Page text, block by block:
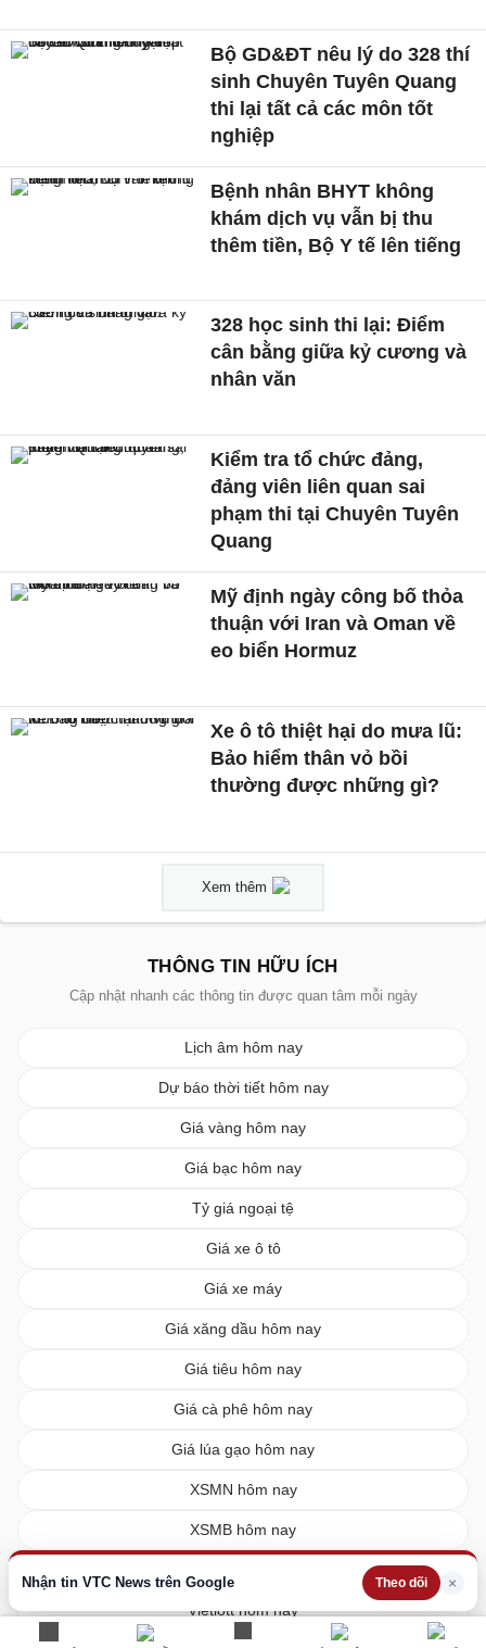
Nhận tin VTC News trên Google Theo dõi ×
Bộ GD&ĐT nêu lý do 328 thí
sinh Chuyên Tuyên Quang
thi lại tất cả các môn tốt
nghiệp
Bệnh nhân BHYT không
khám dịch vụ vẫn bị thu
thêm tiền, Bộ Y tế lên tiếng
328 học sinh thi lại: Điểm
cân bằng giữa kỷ cương và
nhân văn
Kiểm tra tổ chức đảng,
đảng viên liên quan sai
phạm thi tại Chuyên Tuyên
Quang
Mỹ định ngày công bố thỏa
thuận với Iran và Oman về
eo biển Hormuz
Xe ô tô thiệt hại do mưa lũ:
Bảo hiểm thân vỏ bồi
thường được những gì?
Xem thêm
THÔNG TIN HỮU ÍCH
Cập nhật nhanh các thông tin được quan tâm mỗi ngày
Lịch âm hôm nay
Dự báo thời tiết hôm nay
Giá vàng hôm nay
Giá bạc hôm nay
Tỷ giá ngoại tệ
Giá xe ô tô
Giá xe máy
Giá xăng dầu hôm nay
Giá tiêu hôm nay
Giá cà phê hôm nay
Giá lúa gạo hôm nay
XSMN hôm nay
XSMB hôm nay
Vietlott hôm nay